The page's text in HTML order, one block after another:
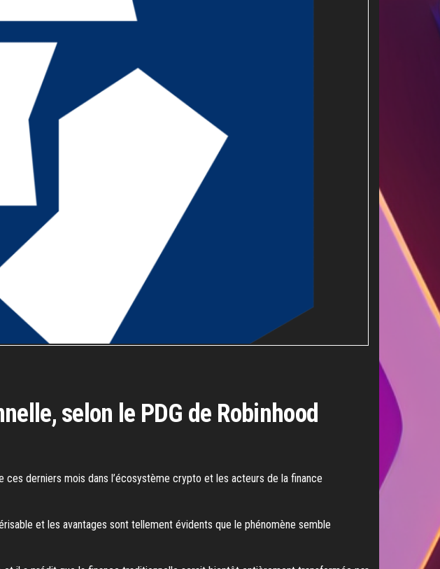
selon le PDG de Robinhood
ces derniers mois dans l’écosystème crypto et les acteurs de la finance
et les avantages sont tellement évidents que le phénomène semble